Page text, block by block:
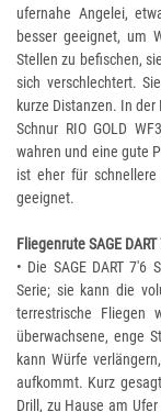
ufernahe Angelei,
besser geeignet, um
Stellen zu befischen,
sich verschlechtert.
kurze Distanzen. In
Schnur RIO GOLD
wahren und eine gute
ist eher für schnellere
geeignet.
Fliegenrute SAGE
• Die SAGE DART
Serie; sie kann die
terrestrische Fliegen
überwachsene, enge
kann Würfe
aufkommt. Kurz
Drill, zu Hause am